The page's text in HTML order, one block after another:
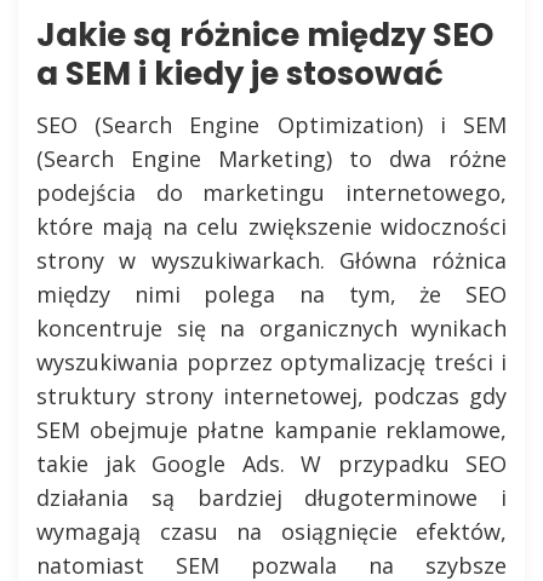
Jakie są różnice między SEO
a SEM i kiedy je stosować
SEO (Search Engine Optimization) i SEM
(Search Engine Marketing) to dwa różne
podejścia do marketingu internetowego,
które mają na celu zwiększenie widoczności
strony w wyszukiwarkach. Główna różnica
między nimi polega na tym, że SEO
koncentruje się na organicznych wynikach
wyszukiwania poprzez optymalizację treści i
struktury strony internetowej, podczas gdy
SEM obejmuje płatne kampanie reklamowe,
takie jak Google Ads. W przypadku SEO
działania są bardziej długoterminowe i
wymagają czasu na osiągnięcie efektów,
natomiast SEM pozwala na szybsze